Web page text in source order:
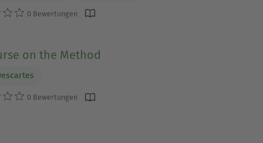
0 Bewertungen
on the Method
0 Bewertungen